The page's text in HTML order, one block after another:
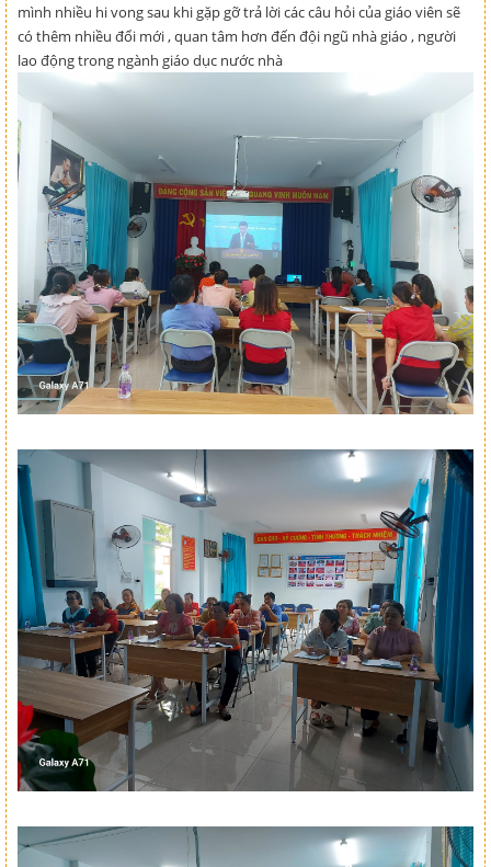
mình nhiều hi vong sau khi gặp gỡ trả lời các câu hỏi của giáo viên sẽ
có thêm nhiều đổi mới , quan tâm hơn đến đội ngũ nhà giáo , người
lao động trong ngành giáo dục nước nhà